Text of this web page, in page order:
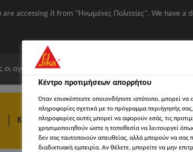
accessing it from "Ηνωμένες Πολιτείες". We have
οι αγορές
Κατασκευαστικά στοιχεία
Κέντρο προτιμήσεων απορρήτου
Όταν επισκέπτεστε οποιονδήποτε ιστότοπο, μπορεί να
πληροφορίες σχετικά με το πρόγραμμα περιήγησής
πληροφορίες αυτές μπορεί να αφορούν εσάς, τις
χρησιμοποιηθούν ώστε η τοποθεσία να λειτουργεί
δεν σας ταυτοποιούν απευθείας, αλλά μπορούν να σας
διαδικτυακή εμπειρία. Αν θέλετε, μπορείτε να μην